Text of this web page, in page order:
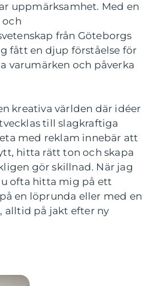
uppmärksamhet. Med en
och
från Göteborgs
fått en djup förståelse för
varumärken och påverka
kreativa världen där idéer
till slagkraftiga
med reklam innebär att
hitta rätt ton och skapa
gör skillnad. När jag
ofta hitta mig på ett
en löprunda eller med en
alltid på jakt efter ny